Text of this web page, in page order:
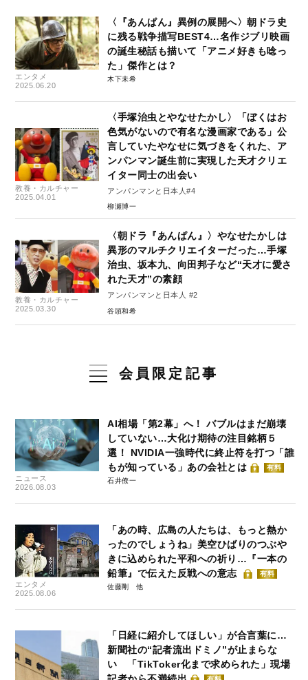
エンタメ
2025.06.20
〈『あんぱん』異例の展開へ〉朝ドラ史
に残る戦争描写BEST4…名作ジブリ映画
の誕生秘話も描いて「アニメ好きも唸っ
た」傑作とは？
木下未希
教養・カルチャー
2025.04.01
〈手塚治虫とやなせたかし〉「ぼくはお
色気がないので有名な漫画家である」公
言していたやなせに気づきをくれた、ア
ンパンマン誕生前に実現した天才クリエ
イター同士の出会い
アンパンマンと日本人#4
柳瀬博一
教養・カルチャー
2025.03.30
〈朝ドラ『あんぱん』〉やなせたかしは
異形のマルチクリエイターだった…手塚
治虫、坂本九、向田邦子など“天才に愛さ
れた天才”の素顔
アンパンマンと日本人 #2
谷頭和希
会員限定記事
ニュース
2026.08.03
AI相場「第2幕」へ！ バブルはまだ崩壊
していない…大化け期待の注目銘柄５
選！ NVIDIA一強時代に終止符を打つ「誰
もが知っている」あの会社とは
有料
石井僚一
エンタメ
2025.08.06
「あの時、広島の人たちは、もっと熱か
ったのでしょうね」美空ひばりのつぶや
きに込められた平和への祈り…『一本の
鉛筆』で伝えた反戦への意志
有料
佐藤剛
「日経に紹介してほしい」が合言葉に…
新聞社の“記者流出ドミノ”が止まらな
い 「TikToker化まで求められた」現場